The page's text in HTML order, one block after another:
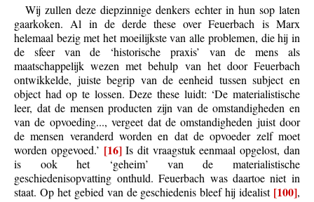
Wij zullen deze diepzinnige denkers echter in hun sop laten
gaarkoken. Al in de derde these over Feuerbach is Marx
helemaal bezig met het moeilijkste van alle problemen, die hij in
de sfeer van de ‘historische praxis’ van de mens als
maatschappelijk wezen met behulp van het door Feuerbach
ontwikkelde, juiste begrip van de eenheid tussen subject en
object had op te lossen. Deze these luidt: ‘De materialistische
leer, dat de mensen producten zijn van de omstandigheden en
van de opvoeding..., vergeet dat de omstandigheden juist door
de mensen veranderd worden en dat de opvoeder zelf moet
worden opgevoed.’ [16]Is dit vraagstuk eenmaal opgelost, dan
is ook het ‘geheim’ van de materialistische
geschiedenisopvatting onthuld. Feuerbach was daartoe niet in
staat. Op het gebied van de geschiedenis bleef hij idealist [100],